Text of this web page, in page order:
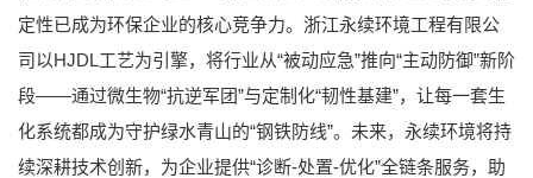
定性已成为环保企业的核心竞争力。浙江永续环境工程有限公
司以HJDL工艺为引擎，将行业从“被动应急”推向“主动防御”新阶
段——通过微生物“抗逆军团”与定制化“韧性基建”，让每一套生
化系统都成为守护绿水青山的“钢铁防线”。未来，永续环境将持
续深耕技术创新，为企业提供“诊断-处置-优化”全链条服务，助